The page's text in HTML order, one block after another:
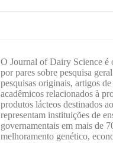
O Journal of Dairy Science
por pares sobre pesquisa
pesquisas originais, artigos
acadêmicos relacionados à
produtos lácteos destinados
representam instituições de
governamentais em mais de
melhoramento genético,